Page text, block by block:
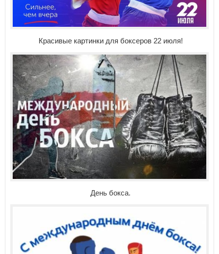
Красивые картинки для боксеров 22 июля!
День бокса.